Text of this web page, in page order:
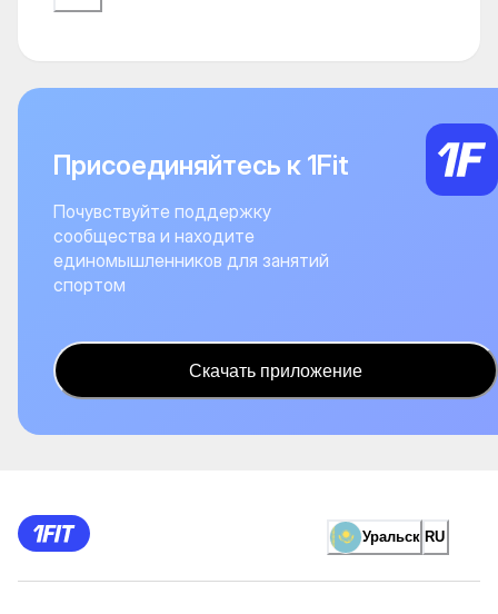
Присоединяйтесь к 1Fit
Почувствуйте поддержку
сообщества и находите
единомышленников для занятий
спортом
Скачать приложение
Уральск RU